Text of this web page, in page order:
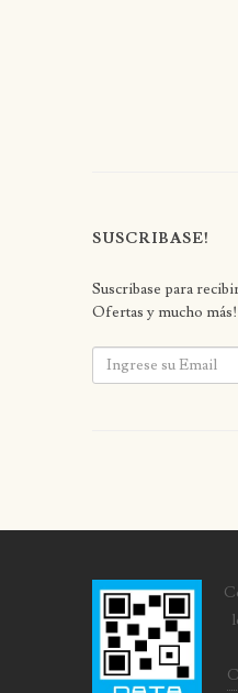
SUSCRIBASE!
Suscribase para
Ofertas y mucho más!